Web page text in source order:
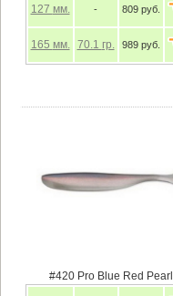
127 мм. - 809 руб.
165 мм. 70.1 гр. 989 руб.
#420 Pro Blue Red Pearl